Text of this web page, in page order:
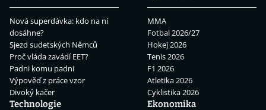
Nová superdávka: kdo na ní
dosáhne?
Sjezd sudetských Němců
Proč vláda zavádí EET?
Padni komu padni
Výpověď z práce vzor
Divoký kačer
MMA
Fotbal 2026/27
Hokej 2026
Tenis 2026
F1 2026
Atletika 2026
Cyklistika 2026
Technologie
Ekonomika